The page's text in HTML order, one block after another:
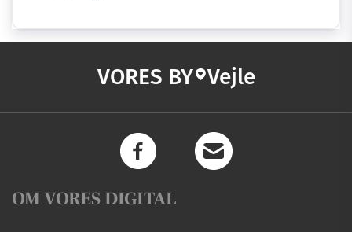
VORES BY Vejle
OM VORES DIGITAL